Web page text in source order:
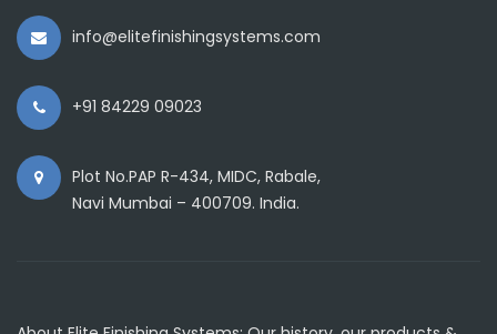
info@elitefinishingsystems.com
+91 84229 09023
Plot No.PAP R-434, MIDC, Rabale,
Navi Mumbai – 400709. India.